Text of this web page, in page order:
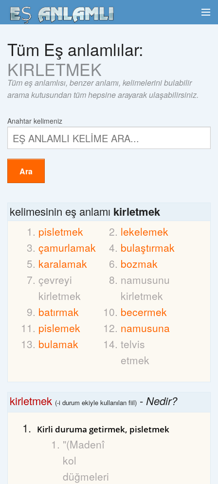
Tüm Eş anlamlılar:
KIRLETMEK
Tüm eş anlamlısı, benzer anlamı, kelimelerini bulabilir
arama kutusundan tüm hepsine arayarak ulaşabilirsiniz.
Anahtar kelimeniz
Ara
kelimesinin eş anlamı kirletmek
pisletmek
lekelemek
çamurlamak
bulaştırmak
karalamak
bozmak
çevreyi
kirletmek
namusunu
kirletmek
batırmak
becermek
pislemek
namusuna
bulamak
telvis
etmek
kirletmek (-i durum ekiyle kullanılan fiil) -Nedir?
Kirli duruma getirmek, pisletmek
"(Madenî
kol
düğmeleri